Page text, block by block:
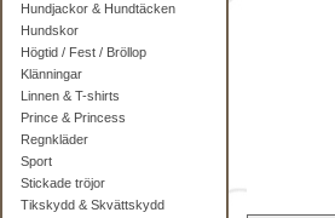
Hundjackor & Hundtäcken
Hundskor
Högtid / Fest / Bröllop
Klänningar
Linnen & T-shirts
Prince & Princess
Regnkläder
Sport
Stickade tröjor
Tikskydd & Skvättskydd